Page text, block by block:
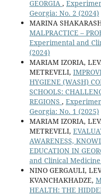
GEORGIA ,
Georgia: No. 2 (2024)
MARINA
MALPRACTICE –
Experimental and
(2024)
MARIAM IZORIA,
METREVELI,
HYGIENE (WASH)
SCHOOLS:
REGIONS ,
Georgia: No. 1 (2025)
MARIAM IZORIA,
METREVELI,
AWARENESS,
EDUCATION IN
and Clinical
NINO GERGAULI,
KVANCHAKHADZE,
HEALTH: THE